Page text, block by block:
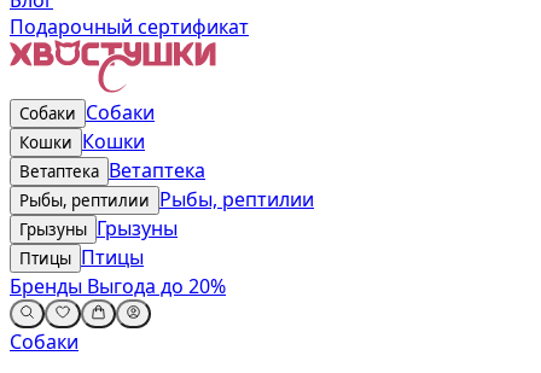
Подарочный сертификат
Собаки Собаки
Кошки Кошки
Ветаптека Ветаптека
Рыбы, рептилии Рыбы, рептилии
Грызуны Грызуны
Птицы Птицы
Бренды Выгода до 20%
Собаки